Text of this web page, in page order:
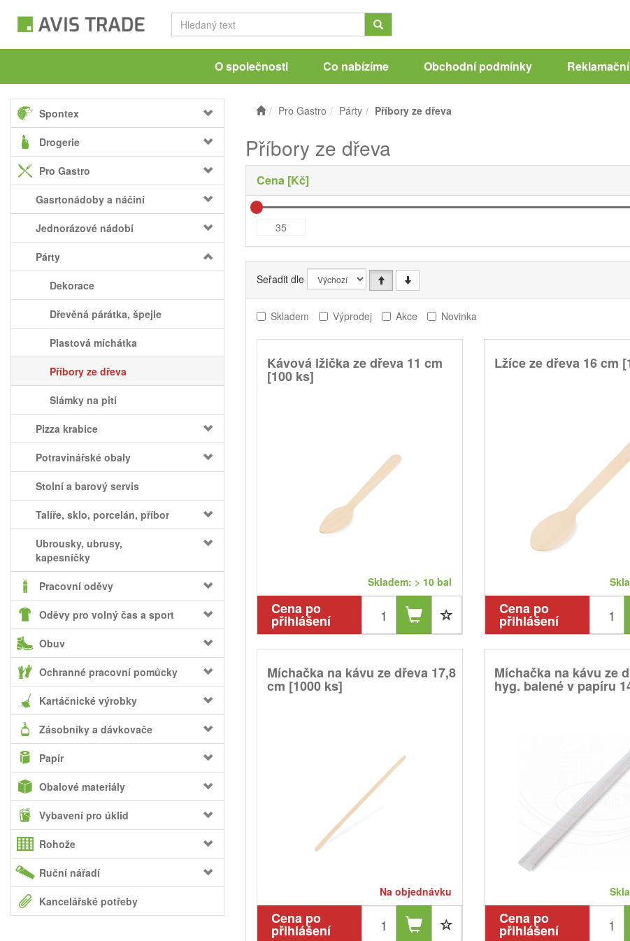
O společnosti Co nabízíme Obchodní podmínky
Spontex
Drogerie
Pro Gastro
Gasrtonádoby a náčiní
Jednorázové nádobí
Párty
Dekorace
Dřevěná párátka, špejle
Plastová míchátka
Příbory ze dřeva
Slámky na pití
Pizza krabice
Potravinářské obaly
Stolní a barový servis
Talíře, sklo, porcelán, příbor
Ubrousky, ubrusy,
kapesníčky
Pracovní oděvy
Oděvy pro volný čas a sport
Obuv
Ochranné pracovní pomůcky
Kartáčnické výrobky
Zásobníky a dávkovače
Papír
Obalové materiály
Vybavení pro úklid
Rohože
Ruční nářadí
Kancelářské potřeby
Pro Gastro Párty Příbory ze dřeva
Příbory ze dřeva
Cena [Kč]
Seřadit dle
Skladem Výprodej Akce Novinka
Kávová lžička ze dřeva 11 cm
[100 ks]
Skladem: > 10 bal
Cena po
přihlášení
Lžíce ze dřeva 16 cm
Cena po
přihlášení
Míchačka na kávu ze dřeva 17,8
cm [1000 ks]
Na objednávku
Cena po
přihlášení
Míchačka na kávu ze
hyg. balené v papíru
Cena po
přihlášení